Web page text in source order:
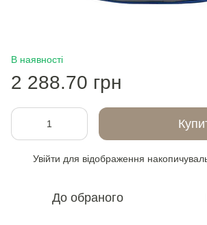
В наявності
2 288.70 грн
Увійти для відображення
До обраного